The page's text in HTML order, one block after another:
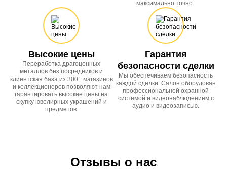
максимально точно.
Высокие цены
Переработка драгоценных
металлов без посредников и
клиентская база из 300+ магазинов
и коллекционеров позволяют нам
гарантировать высокие цены на
скупку ювелирных украшений и
предметов.
Гарантия
безопасности сделки
Мы обеспечиваем безопасность
каждой сделки. Салон оборудован
профессиональной охранной
системой и видеонаблюдением с
аудио и видеозаписью.
Отзывы о нас